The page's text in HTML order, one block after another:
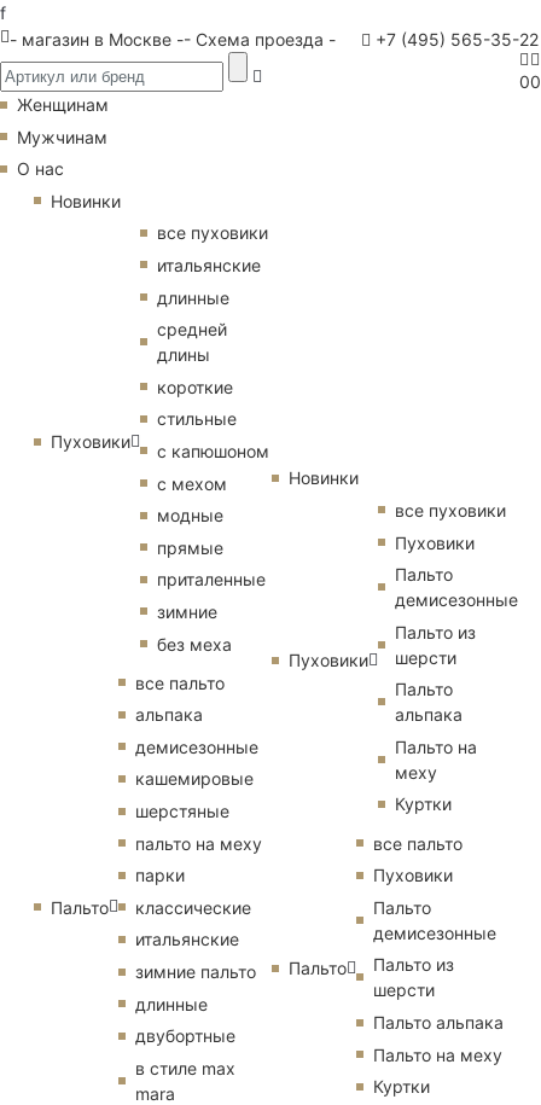
f
- магазин в Москве -- Схема проезда - +7 (495) 565-35-22
00
Женщинам
Мужчинам
О нас
Новинки
Пуховики
все пуховики
итальянские
длинные
средней
длины
короткие
стильные
с капюшоном
с мехом
модные
прямые
приталенные
зимние
без меха
Пальто
все пальто
альпака
демисезонные
кашемировые
шерстяные
пальто на меху
парки
классические
итальянские
зимние пальто
длинные
двубортные
в стиле max
mara
Новинки
Пуховики
все пуховики
Пуховики
Пальто
демисезонные
Пальто из
шерсти
Пальто
альпака
Пальто на
меху
Куртки
Пальто
все пальто
Пуховики
Пальто
демисезонные
Пальто из
шерсти
Пальто альпака
Пальто на меху
Куртки